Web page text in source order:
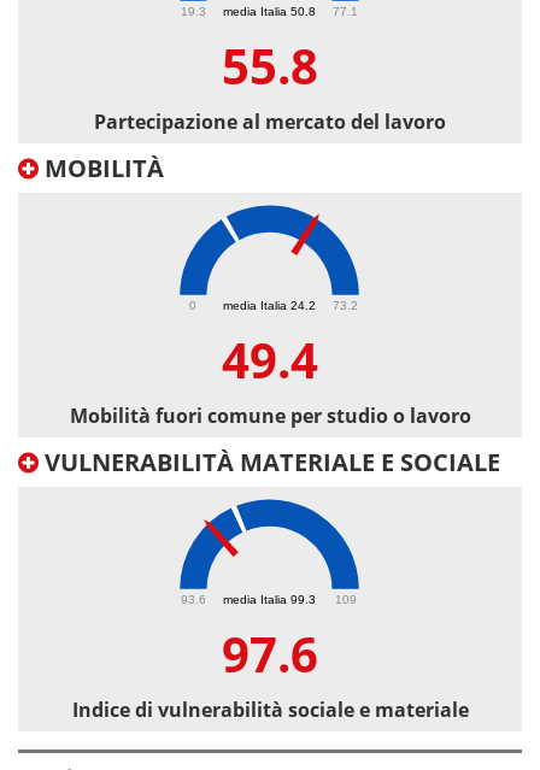
media Italia 50.8
19.3 77.1
55.8
Partecipazione al mercato del lavoro
MOBILITÀ
media Italia 24.2
0 73.2
49.4
Mobilità fuori comune per studio o lavoro
VULNERABILITÀ MATERIALE E SOCIALE
media Italia 99.3
93.6 109
97.6
Indice di vulnerabilità sociale e materiale